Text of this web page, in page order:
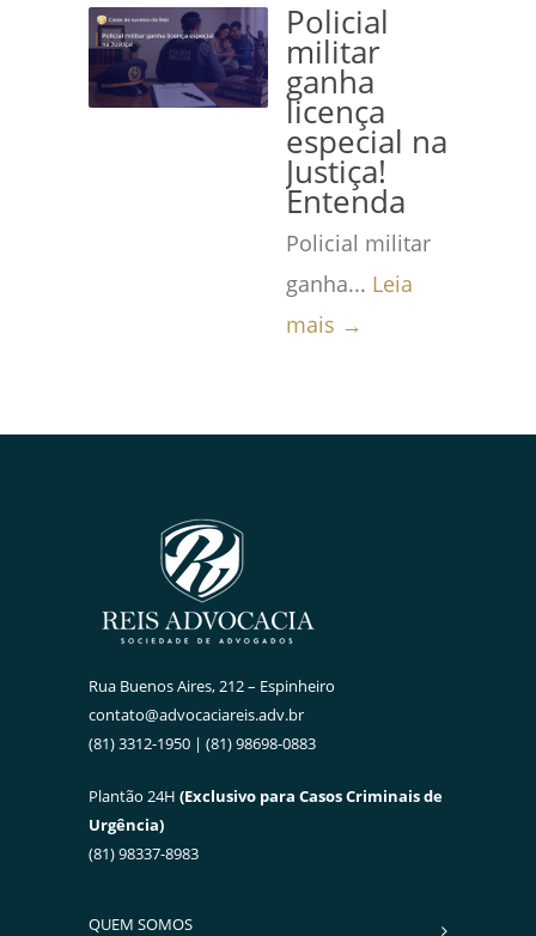
Policial
militar
ganha
licença
especial na
Justiça!
Entenda
Policial militar
ganha... Leia
mais →
Rua Buenos Aires, 212 – Espinheiro
contato@advocaciareis.adv.br
(81) 3312-1950 | (81) 98698-0883
Plantão 24H (Exclusivo para Casos Criminais de
Urgência)
(81) 98337-8983
QUEM SOMOS